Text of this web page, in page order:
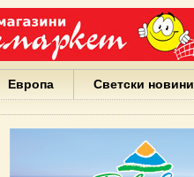
Европа Светски новини